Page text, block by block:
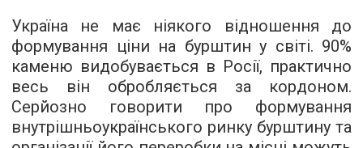
Україна не має ніякого відношення до
формування ціни на бурштин у світі. 90%
каменю видобувається в Росії, практично
весь він обробляється за кордоном.
Серйозно говорити про формування
внутрішньоукраїнського ринку бурштину та